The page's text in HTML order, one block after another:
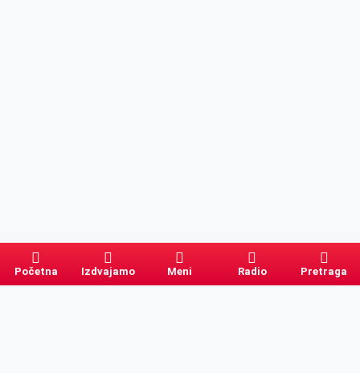
Početna Izdvajamo Meni Radio Pretraga